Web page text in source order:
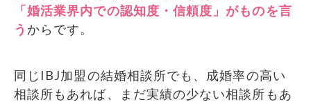
「婚活業界内での認知度・信頼度」がものを言
う からです。
同じIBJ加盟の結婚相談所でも、成婚率の高い
相談所もあれば、まだ実績の少ない相談所もあ